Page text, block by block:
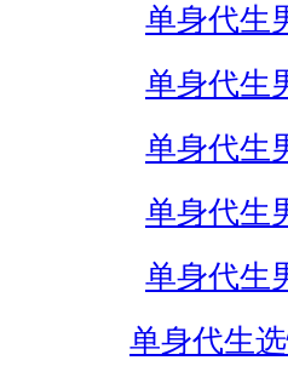
单身代生
单身代生
单身代生
单身代生
单身代生
单身代生